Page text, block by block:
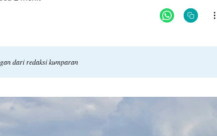
dari redaksi kumparan